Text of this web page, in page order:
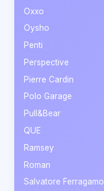
Oxxo
Oysho
Penti
Perspective
Pierre Cardin
Polo Garage
Pull&Bear
QUE
Ramsey
Roman
Salvatore Ferragamo